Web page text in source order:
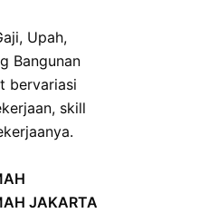
, Upah,
Bangunan
bervariasi
skill
JAKARTA